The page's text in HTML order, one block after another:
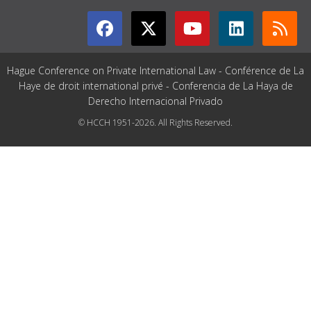
Hague Conference on Private International Law - Conférence de La
Haye de droit international privé - Conferencia de La Haya de
Derecho Internacional Privado
© HCCH 1951-2026. All Rights Reserved.